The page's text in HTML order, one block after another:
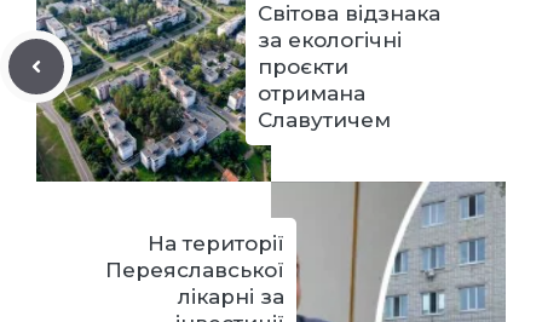
Світова відзнака
за екологічні
проєкти
отримана
Славутичем
На території
Переяславської
лікарні за